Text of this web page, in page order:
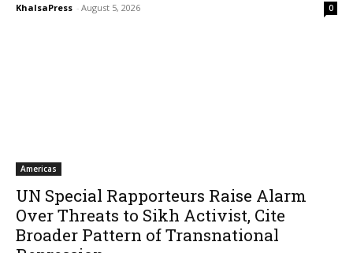
KhalsaPress - August 5, 2026 0
Americas
UN Special Rapporteurs Raise Alarm
Over Threats to Sikh Activist, Cite
Broader Pattern of Transnational